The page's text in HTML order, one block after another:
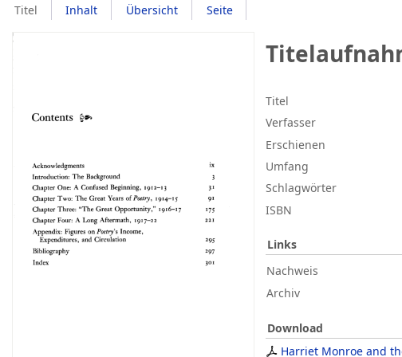
Titel Inhalt Übersicht Seite
Titel
Verfasser
Erschienen
Umfang
Schlagwörter
ISBN
Links
Nachweis
Archiv
Download
Harriet Monroe and